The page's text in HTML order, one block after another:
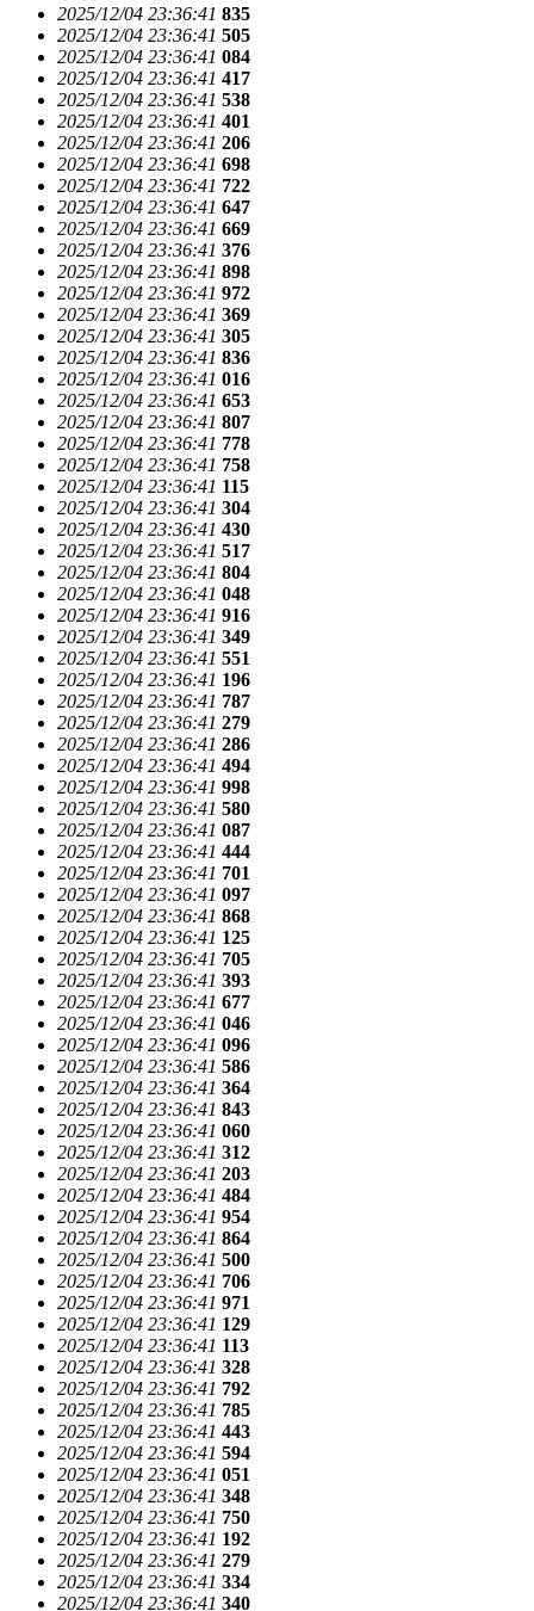
2025/12/04 23:36:41 835
2025/12/04 23:36:41 505
2025/12/04 23:36:41 084
2025/12/04 23:36:41 417
2025/12/04 23:36:41 538
2025/12/04 23:36:41 401
2025/12/04 23:36:41 206
2025/12/04 23:36:41 698
2025/12/04 23:36:41 722
2025/12/04 23:36:41 647
2025/12/04 23:36:41 669
2025/12/04 23:36:41 376
2025/12/04 23:36:41 898
2025/12/04 23:36:41 972
2025/12/04 23:36:41 369
2025/12/04 23:36:41 305
2025/12/04 23:36:41 836
2025/12/04 23:36:41 016
2025/12/04 23:36:41 653
2025/12/04 23:36:41 807
2025/12/04 23:36:41 778
2025/12/04 23:36:41 758
2025/12/04 23:36:41 115
2025/12/04 23:36:41 304
2025/12/04 23:36:41 430
2025/12/04 23:36:41 517
2025/12/04 23:36:41 804
2025/12/04 23:36:41 048
2025/12/04 23:36:41 916
2025/12/04 23:36:41 349
2025/12/04 23:36:41 551
2025/12/04 23:36:41 196
2025/12/04 23:36:41 787
2025/12/04 23:36:41 279
2025/12/04 23:36:41 286
2025/12/04 23:36:41 494
2025/12/04 23:36:41 998
2025/12/04 23:36:41 580
2025/12/04 23:36:41 087
2025/12/04 23:36:41 444
2025/12/04 23:36:41 701
2025/12/04 23:36:41 097
2025/12/04 23:36:41 868
2025/12/04 23:36:41 125
2025/12/04 23:36:41 705
2025/12/04 23:36:41 393
2025/12/04 23:36:41 677
2025/12/04 23:36:41 046
2025/12/04 23:36:41 096
2025/12/04 23:36:41 586
2025/12/04 23:36:41 364
2025/12/04 23:36:41 843
2025/12/04 23:36:41 060
2025/12/04 23:36:41 312
2025/12/04 23:36:41 203
2025/12/04 23:36:41 484
2025/12/04 23:36:41 954
2025/12/04 23:36:41 864
2025/12/04 23:36:41 500
2025/12/04 23:36:41 706
2025/12/04 23:36:41 971
2025/12/04 23:36:41 129
2025/12/04 23:36:41 113
2025/12/04 23:36:41 328
2025/12/04 23:36:41 792
2025/12/04 23:36:41 785
2025/12/04 23:36:41 443
2025/12/04 23:36:41 594
2025/12/04 23:36:41 051
2025/12/04 23:36:41 348
2025/12/04 23:36:41 750
2025/12/04 23:36:41 192
2025/12/04 23:36:41 279
2025/12/04 23:36:41 334
2025/12/04 23:36:41 340